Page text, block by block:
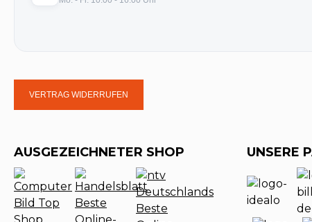
VERTRAG WIDERRUFEN
AUSGEZEICHNETER SHOP UNSERE